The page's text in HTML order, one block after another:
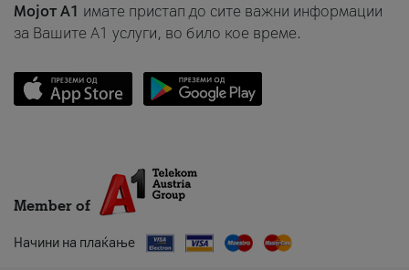
Мојот A1 имате пристап до сите важни информации
за Вашите A1 услуги, во било кое време.
Member of
Начини на плаќање